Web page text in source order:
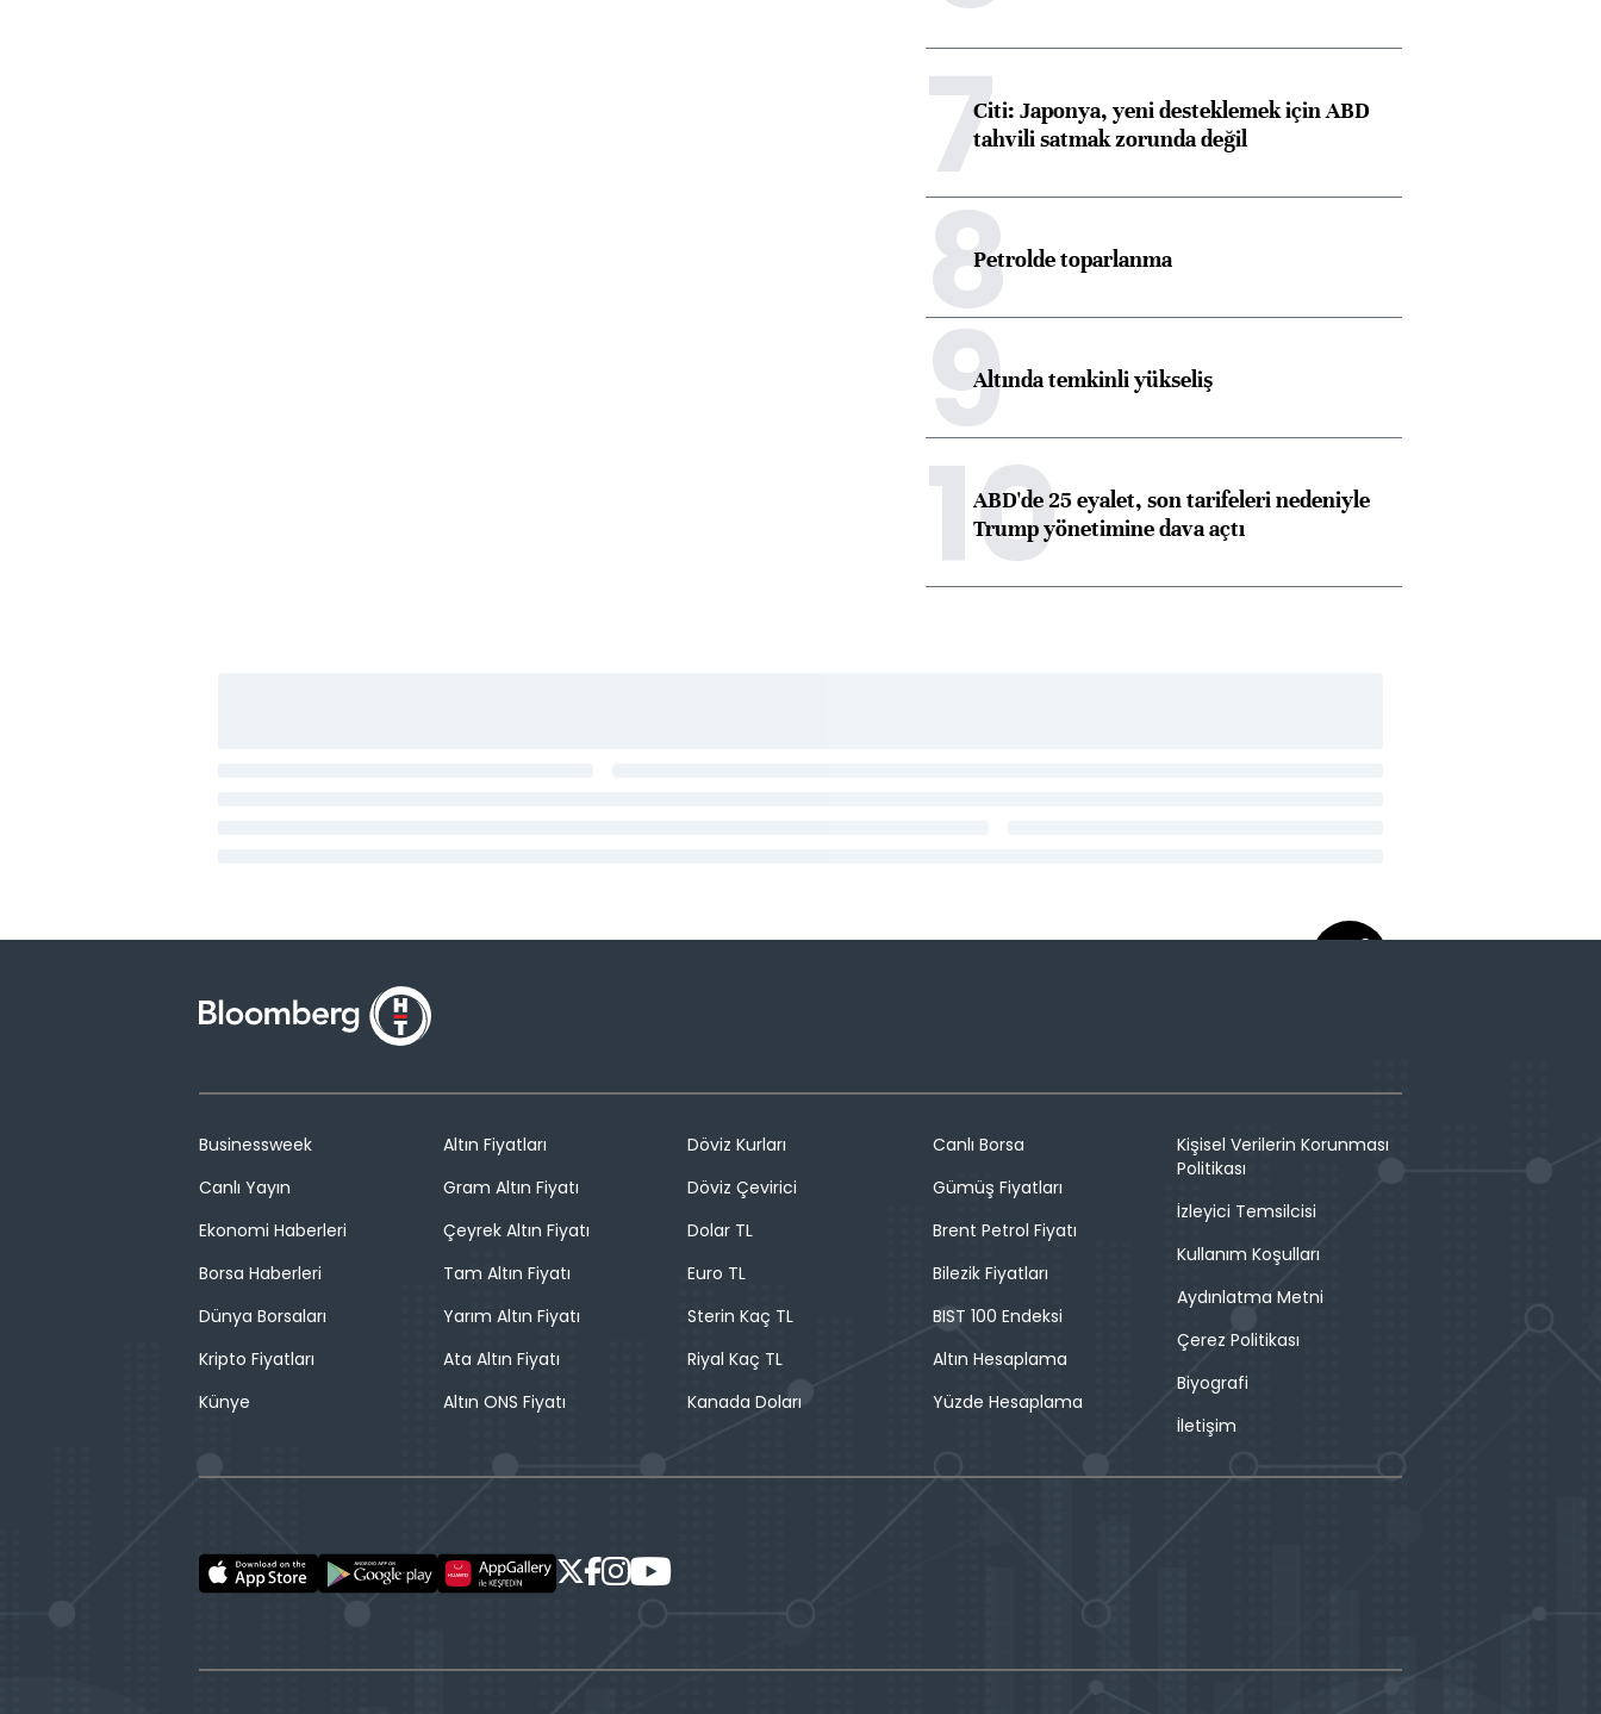
7Citi: Japonya, yeni desteklemek için ABD
tahvili satmak zorunda değil
8Petrolde toparlanma
9Altında temkinli yükseliş
10
ABD'de 25 eyalet, son tarifeleri nedeniyle
Trump yönetimine dava açtı
Businessweek
Canlı Yayın
Ekonomi Haberleri
Borsa Haberleri
Dünya Borsaları
Kripto Fiyatları
Künye
Altın Fiyatları
Gram Altın Fiyatı
Çeyrek Altın Fiyatı
Tam Altın Fiyatı
Yarım Altın Fiyatı
Ata Altın Fiyatı
Altın ONS Fiyatı
Döviz Kurları
Döviz Çevirici
Dolar TL
Euro TL
Sterin Kaç TL
Riyal Kaç TL
Kanada Doları
Canlı Borsa
Gümüş Fiyatları
Brent Petrol Fiyatı
Bilezik Fiyatları
BIST 100 Endeksi
Altın Hesaplama
Yüzde Hesaplama
Kişisel Verilerin Korunması
Politikası
İzleyici Temsilcisi
Kullanım Koşulları
Aydınlatma Metni
Çerez Politikası
Biyografi
İletişim